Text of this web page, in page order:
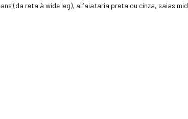
(da reta à wide leg), alfaiataria preta ou cinza, saias